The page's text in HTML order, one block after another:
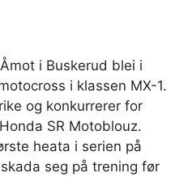
i Buskerud blei i
i klassen MX-1.
og konkurrerer for
SR Motoblouz.
heata i serien på
seg på trening før